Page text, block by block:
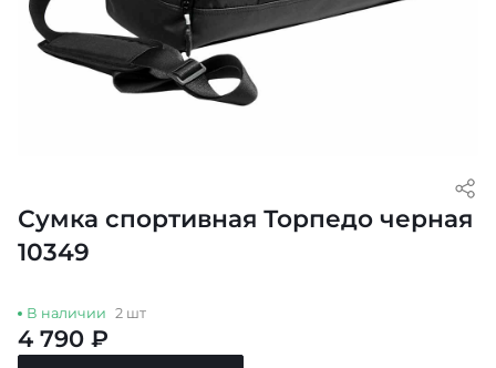
Сумка спортивная Торпедо черная
10349
В наличии 2 шт
4 790 ₽